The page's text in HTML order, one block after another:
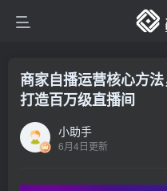
商家自播运营核心方
打造百万级直播间
小助手
6月4日更新